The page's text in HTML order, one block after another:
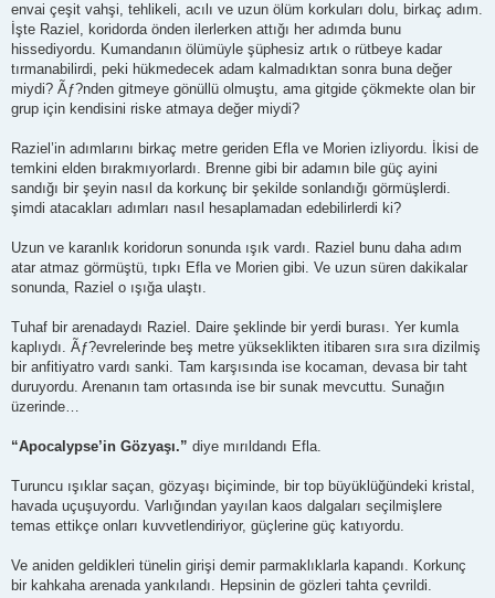
envai çeşit vahşi, tehlikeli, acılı ve uzun ölüm korkuları dolu, birkaç adım.
İşte Raziel, koridorda önden ilerlerken attığı her adımda bunu
hissediyordu. Kumandanın ölümüyle şüphesiz artık o rütbeye kadar
tırmanabilirdi, peki hükmedecek adam kalmadıktan sonra buna değer
miydi? Ãƒ?nden gitmeye gönüllü olmuştu, ama gitgide çökmekte olan bir
grup için kendisini riske atmaya değer miydi?
Raziel’in adımlarını birkaç metre geriden Efla ve Morien izliyordu. İkisi de
temkini elden bırakmıyorlardı. Brenne gibi bir adamın bile güç ayini
sandığı bir şeyin nasıl da korkunç bir şekilde sonlandığı görmüşlerdi.
şimdi atacakları adımları nasıl hesaplamadan edebilirlerdi ki?
Uzun ve karanlık koridorun sonunda ışık vardı. Raziel bunu daha adım
atar atmaz görmüştü, tıpkı Efla ve Morien gibi. Ve uzun süren dakikalar
sonunda, Raziel o ışığa ulaştı.
Tuhaf bir arenadaydı Raziel. Daire şeklinde bir yerdi burası. Yer kumla
kaplıydı. Ãƒ?evrelerinde beş metre yükseklikten itibaren sıra sıra dizilmiş
bir anfitiyatro vardı sanki. Tam karşısında ise kocaman, devasa bir taht
duruyordu. Arenanın tam ortasında ise bir sunak mevcuttu. Sunağın
üzerinde…
“Apocalypse’in Gözyaşı.” diye mırıldandı Efla.
Turuncu ışıklar saçan, gözyaşı biçiminde, bir top büyüklüğündeki kristal,
havada uçuşuyordu. Varlığından yayılan kaos dalgaları seçilmişlere
temas ettikçe onları kuvvetlendiriyor, güçlerine güç katıyordu.
Ve aniden geldikleri tünelin girişi demir parmaklıklarla kapandı. Korkunç
bir kahkaha arenada yankılandı. Hepsinin de gözleri tahta çevrildi.